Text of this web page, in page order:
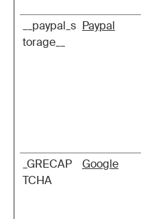
__paypal_s
torage__
Paypal
_GRECAP
TCHA
Google